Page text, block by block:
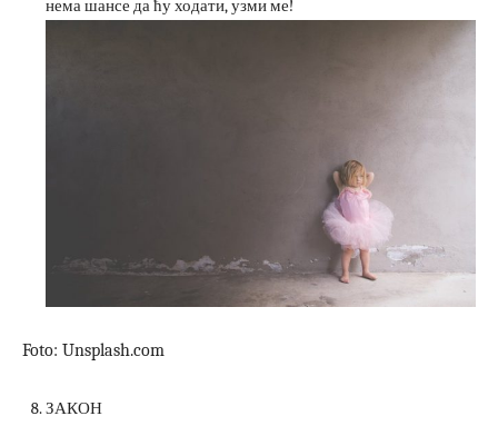
нема шансе да ћу ходати, узми ме!
Foto: Unsplash.com
ЗАКОН